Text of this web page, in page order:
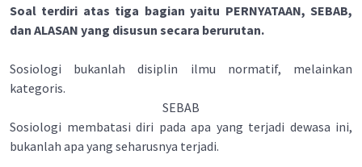
Soal terdiri atas tiga bagian yaitu PERNYATAAN, SEBAB,
dan ALASAN yang disusun secara berurutan.
Sosiologi bukanlah disiplin ilmu normatif, melainkan
kategoris.
SEBAB
Sosiologi membatasi diri pada apa yang terjadi dewasa ini,
bukanlah apa yang seharusnya terjadi.